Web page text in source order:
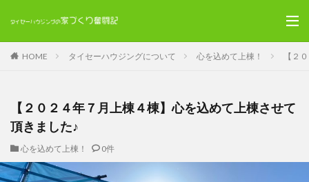
HOME タイセーハウジングについて 心を込めて上棟！ 【２
【２０２４年７月上棟４棟】心を込めて上棟させて
頂きました♪
心を込めて上棟！ 0件